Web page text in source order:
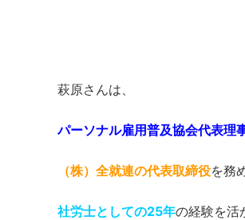
萩原さんは、
パーソナル雇用普及協会代表理
（株）全就連の代表取締役を務
社労士としての25年の経験を活